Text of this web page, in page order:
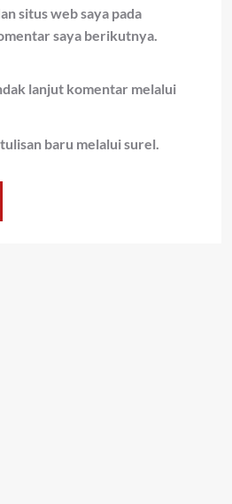
situs web saya pada
saya berikutnya.
lanjut komentar melalui
baru melalui surel.